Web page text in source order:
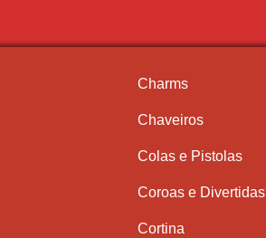
Charms
Chaveiros
Colas e Pistolas
Coroas e Divertidas
Cortina